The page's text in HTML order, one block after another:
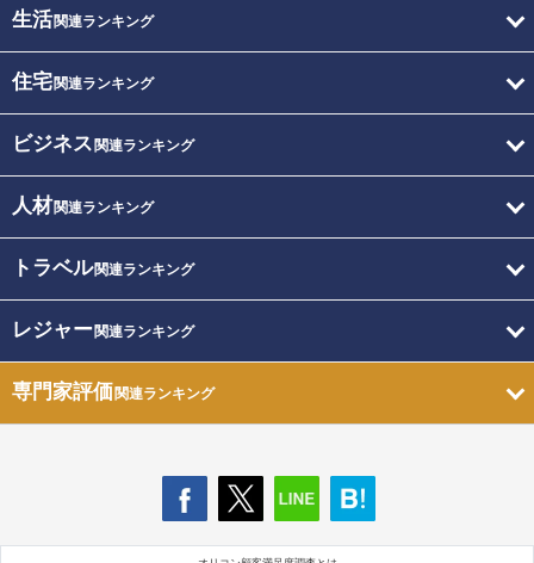
生活関連ランキング
住宅関連ランキング
ビジネス 関連ランキング
人材関連ランキング
トラベル関連ランキング
レジャー関連ランキング
専門家評価関連ランキング